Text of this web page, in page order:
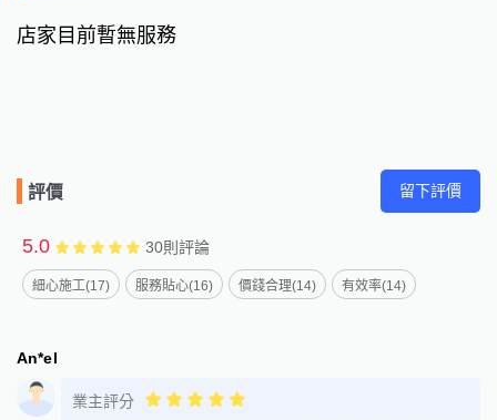
店家目前暫無服務
評價 留下評價
5.0 30則評論
細心施工(17) 服務貼心(16) 價錢合理(14) 有效率(14)
An*el
業主評分